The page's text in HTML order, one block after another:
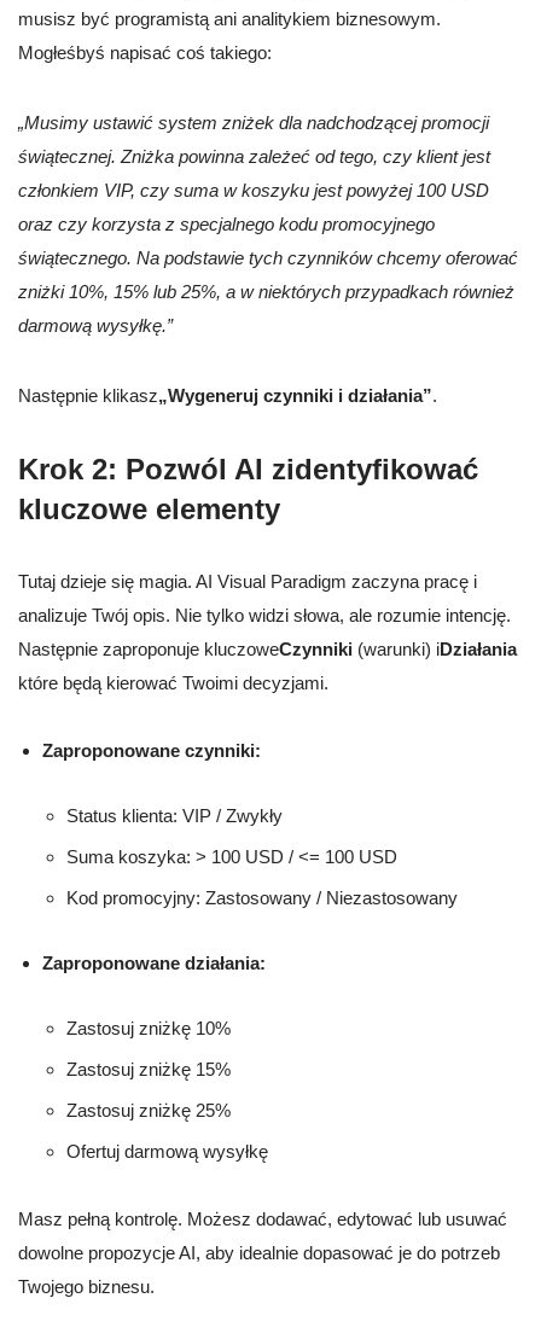
musisz być programistą ani analitykiem biznesowym.
Mogłeśbyś napisać coś takiego:
„Musimy ustawić system zniżek dla nadchodzącej promocji
świątecznej. Zniżka powinna zależeć od tego, czy klient jest
członkiem VIP, czy suma w koszyku jest powyżej 100 USD
oraz czy korzysta z specjalnego kodu promocyjnego
świątecznego. Na podstawie tych czynników chcemy oferować
zniżki 10%, 15% lub 25%, a w niektórych przypadkach również
darmową wysyłkę.”
Następnie klikasz„Wygeneruj czynniki i działania”.
Krok 2: Pozwól AI zidentyfikować
kluczowe elementy
Tutaj dzieje się magia. AI Visual Paradigm zaczyna pracę i
analizuje Twój opis. Nie tylko widzi słowa, ale rozumie intencję.
Następnie zaproponuje kluczoweCzynniki (warunki) iDziałania
które będą kierować Twoimi decyzjami.
Zaproponowane czynniki:
Status klienta: VIP / Zwykły
Suma koszyka: > 100 USD / <= 100 USD
Kod promocyjny: Zastosowany / Niezastosowany
Zaproponowane działania:
Zastosuj zniżkę 10%
Zastosuj zniżkę 15%
Zastosuj zniżkę 25%
Ofertuj darmową wysyłkę
Masz pełną kontrolę. Możesz dodawać, edytować lub usuwać
dowolne propozycje AI, aby idealnie dopasować je do potrzeb
Twojego biznesu.